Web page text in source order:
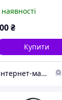
₴
Купити
Интернет-магазин ChicCarry